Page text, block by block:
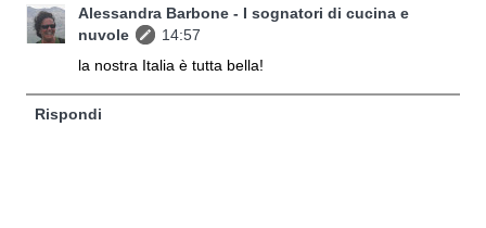
Alessandra Barbone - I sognatori di cucina e
nuvole
14:57
la nostra Italia è tutta bella!
Rispondi